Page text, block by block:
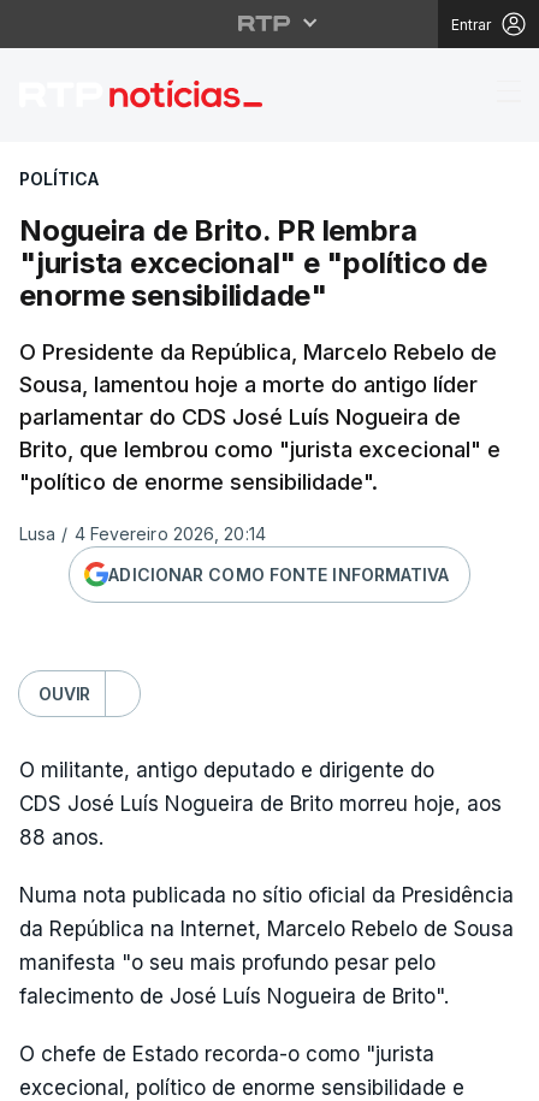
Entrar
Nogueira de Brito.
POLÍTICA
Nogueira de Brito. PR lembra
"jurista excecional" e "político de
enorme sensibilidade"
O Presidente da República, Marcelo Rebelo de
Sousa, lamentou hoje a morte do antigo líder
parlamentar do CDS José Luís Nogueira de
Brito, que lembrou como "jurista excecional" e
"político de enorme sensibilidade".
Lusa / 4 Fevereiro 2026, 20:14
ADICIONAR COMO FONTE INFORMATIVA
OUVIR
O militante, antigo deputado e dirigente do
CDS José Luís Nogueira de Brito morreu hoje, aos
88 anos.
Numa nota publicada no sítio oficial da Presidência
da República na Internet, Marcelo Rebelo de Sousa
manifesta "o seu mais profundo pesar pelo
falecimento de José Luís Nogueira de Brito".
O chefe de Estado recorda-o como "jurista
excecional, político de enorme sensibilidade e